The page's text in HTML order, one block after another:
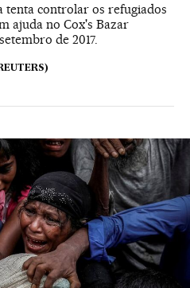
tenta controlar os refugiados
ajuda no Cox's Bazar
de 2017.